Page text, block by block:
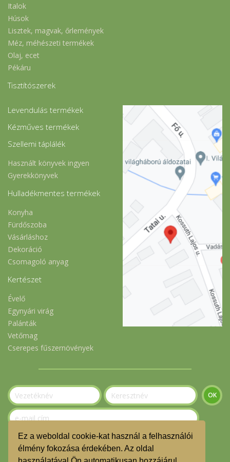
Ez a weboldal cookie-kat használ a felhasználói
élmény fokozása érdekében. Az oldal
Italok
Húsok
Lisztek, magvak, őrlemények
Méz, méhészeti termékek
Olaj, ecet
Pékáru
Tisztítószerek
Levendulás termékek
Kézműves termékek
Szellemi táplálék
Használt könyvek ingyen
Gyerekkönyvek
Hulladékmentes termékek
Konyha
Fürdőszoba
Vásárláshoz
Dekoráció
Csomagoló anyag
Kertészet
Évelő
Egynyári virág
Palánták
Vetőmag
Cserepes fűszernövények
Szeretnék feliratkozni a hírlevélre.